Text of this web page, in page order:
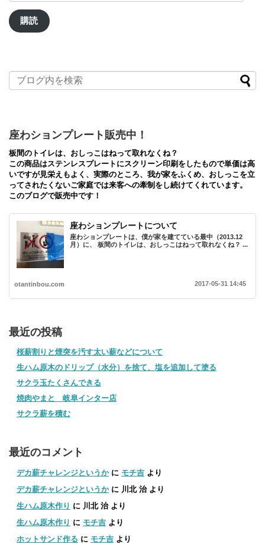
ア
ド
購読
座わションプレート販売中！
板間のトイレは、おしっこはねって取れなくね？
この商品はステンレスプレートにスクリーン印刷をしたもので単価は高
いですが見栄えもよく、実際のところ、我が家をふくめ、おしっこを立
ってされたくないご家庭では来客への牽制をし続けてくれています。
このブログで販売中です！
座わションプレートについて
座わションプレートは、僕が家を建てている最中（2013.12
月）に、 板間のトイレは、おしっこはねって取れなくね？ ...
otantinbou.com 2017-05-31 14:45
最近の投稿
桜薪割りと煙突を汚す太い薪などについて
生ハム原木のドリップ（水分）を捨て、塩を追加して塗る
サクラ玉たくさんできる
焼肉やまと 岐阜インター店
サクラ薪を積む
最近のコメント
デカ薪チャレンジというかに モチ吉 より
デカ薪チャレンジというかに 川北 治より
生ハム原木作り に 川北 治より
生ハム原木作り に モチ吉 より
ホットサンド作る に モチ吉 より